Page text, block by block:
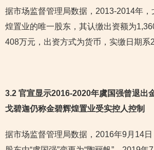
据市场监督管理局数据，2013-2014年，
煌置业的唯一股东，其认缴出资额为
408万元，出资方式为货币，实缴日期系
3.2 官宣显示2016-2020年虞国强曾退出
戈碧迦仍称金碧辉煌置业受实控人控制
据市场监督管理局数据，2016年9月14